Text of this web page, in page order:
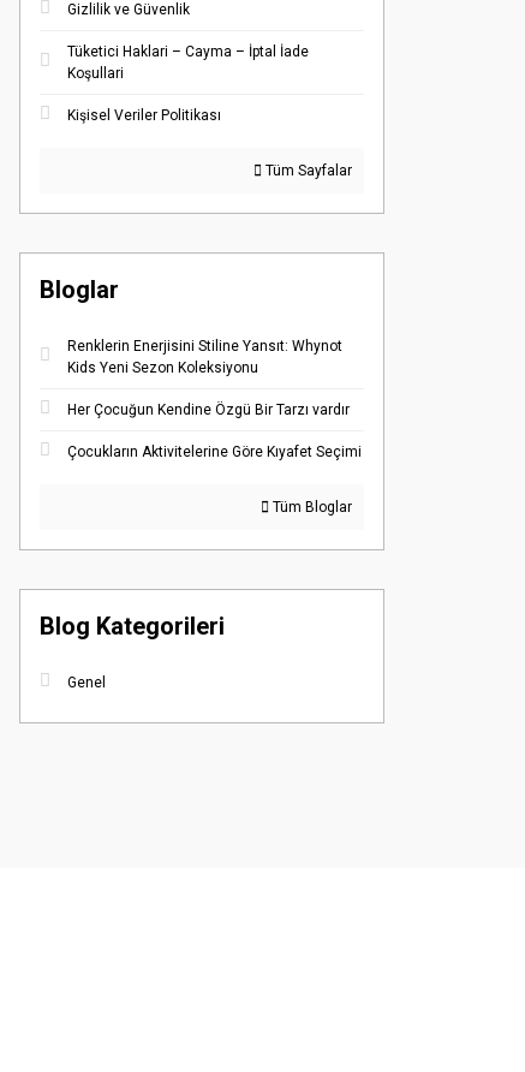
Gizlilik ve Güvenlik
Tüketici Haklari – Cayma – İptal İade
Koşullari
Kişisel Veriler Politikası
Tüm Sayfalar
Bloglar
Renklerin Enerjisini Stiline Yansıt: Whynot
Kids Yeni Sezon Koleksiyonu
Her Çocuğun Kendine Özgü Bir Tarzı vardır
Çocukların Aktivitelerine Göre Kıyafet Seçimi
Tüm Bloglar
Blog Kategorileri
Genel